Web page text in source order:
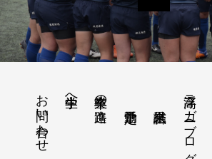
浮高ラガー（ブログ）
卒業生の進路
中学生へ
お問い合わせ